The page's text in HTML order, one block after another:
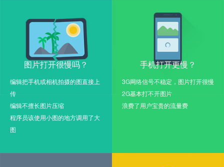
图片打开很慢吗？
编辑把手机或相机拍摄的图直接上
传
编辑不擅长图片压缩
程序员该使用小图的地方调用了大
图
手机打开更慢？
3G网络信号不稳定，图片打开很慢
2G基本打不开图片
浪费了用户宝贵的流量费